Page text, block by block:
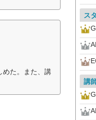
めた。また、講
ス
講